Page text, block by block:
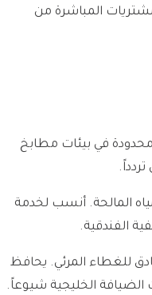
ما يجعل المشتريات المباشرة من
في بيئات مطابخ
المالحة. أنسب لخدمة
الفندقية.
للغطاء المرئي. يحافظ